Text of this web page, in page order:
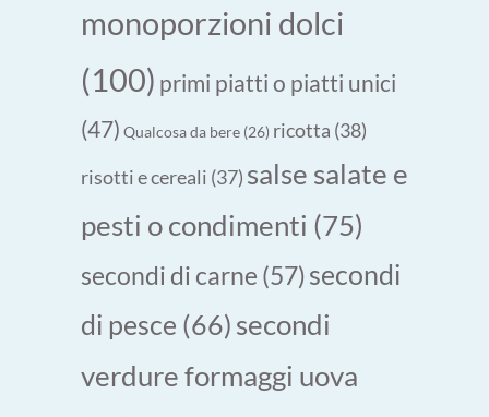
monoporzioni dolci
(100) primi piatti o piatti unici
(47) Qualcosa da bere (26) ricotta (38)
risotti e cereali (37) salse salate e
pesti o condimenti (75)
secondi di carne (57)secondi
di pesce (66) secondi
verdure formaggi uova